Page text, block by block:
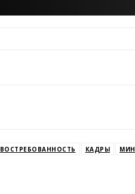
ВОСТРЕБОВАННОСТЬ КАДРЫ